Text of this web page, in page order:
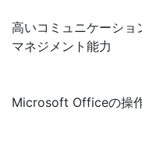
高いコミュニケーショ
マネジメント能力
Microsoft Officeの操